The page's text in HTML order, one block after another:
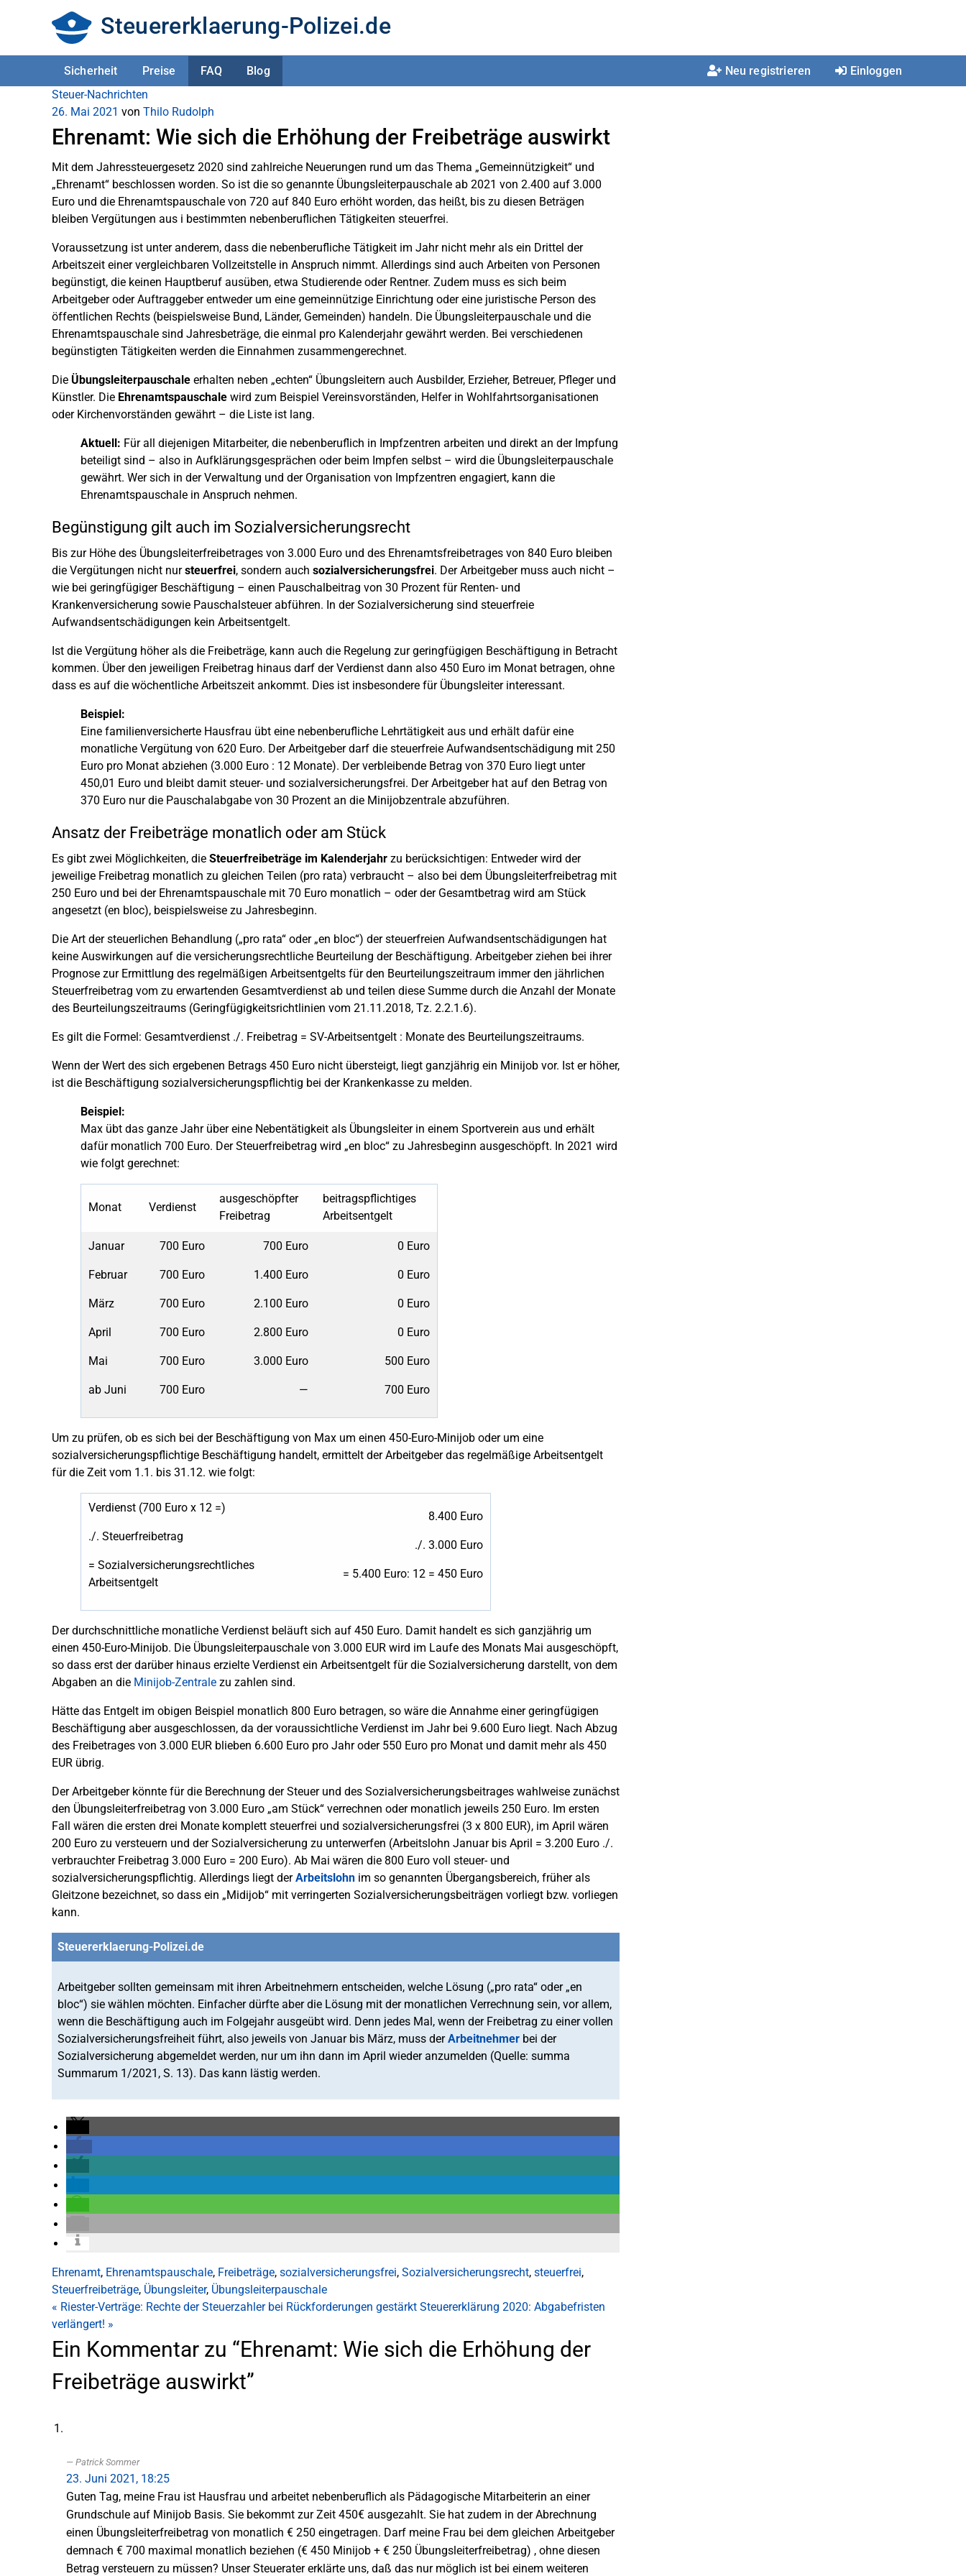
Steuererklaerung-Polizei.de
Sicherheit Preise FAQ Blog Neu registrieren
Einloggen
Steuer-Nachrichten
26. Mai 2021 von Thilo Rudolph
Ehrenamt: Wie sich die Erhöhung der Freibeträge auswirkt
Mit dem Jahressteuergesetz 2020 sind zahlreiche Neuerungen rund um das Thema „Gemeinnützigkeit“ und
„Ehrenamt“ beschlossen worden. So ist die so genannte Übungsleiterpauschale ab 2021 von 2.400 auf 3.000
Euro und die Ehrenamtspauschale von 720 auf 840 Euro erhöht worden, das heißt, bis zu diesen Beträgen
bleiben Vergütungen aus i bestimmten nebenberuflichen Tätigkeiten steuerfrei.
Voraussetzung ist unter anderem, dass die nebenberufliche Tätigkeit im Jahr nicht mehr als ein Drittel der
Arbeitszeit einer vergleichbaren Vollzeitstelle in Anspruch nimmt. Allerdings sind auch Arbeiten von Personen
begünstigt, die keinen Hauptberuf ausüben, etwa Studierende oder Rentner. Zudem muss es sich beim
Arbeitgeber oder Auftraggeber entweder um eine gemeinnützige Einrichtung oder eine juristische Person des
öffentlichen Rechts (beispielsweise Bund, Länder, Gemeinden) handeln. Die Übungsleiterpauschale und die
Ehrenamtspauschale sind Jahresbeträge, die einmal pro Kalenderjahr gewährt werden. Bei verschiedenen
begünstigten Tätigkeiten werden die Einnahmen zusammengerechnet.
Die Übungsleiterpauschale erhalten neben „echten“ Übungsleitern auch Ausbilder, Erzieher, Betreuer, Pfleger und
Künstler. Die Ehrenamtspauschale wird zum Beispiel Vereinsvorständen, Helfer in Wohlfahrtsorganisationen
oder Kirchenvorständen gewährt – die Liste ist lang.
Aktuell: Für all diejenigen Mitarbeiter, die nebenberuflich in Impfzentren arbeiten und direkt an der Impfung
beteiligt sind – also in Aufklärungsgesprächen oder beim Impfen selbst – wird die Übungsleiterpauschale
gewährt. Wer sich in der Verwaltung und der Organisation von Impfzentren engagiert, kann die
Ehrenamtspauschale in Anspruch nehmen.
Begünstigung gilt auch im Sozialversicherungsrecht
Bis zur Höhe des Übungsleiterfreibetrages von 3.000 Euro und des Ehrenamtsfreibetrages von 840 Euro bleiben
die Vergütungen nicht nursteuerfrei, sondern auch sozialversicherungsfrei. Der Arbeitgeber muss auch nicht –
wie bei geringfügiger Beschäftigung – einen Pauschalbeitrag von 30 Prozent für Renten- und
Krankenversicherung sowie Pauschalsteuer abführen. In der Sozialversicherung sind steuerfreie
Aufwandsentschädigungen kein Arbeitsentgelt.
Ist die Vergütung höher als die Freibeträge, kann auch die Regelung zur geringfügigen Beschäftigung in Betracht
kommen. Über den jeweiligen Freibetrag hinaus darf der Verdienst dann also 450 Euro im Monat betragen, ohne
dass es auf die wöchentliche Arbeitszeit ankommt. Dies ist insbesondere für Übungsleiter interessant.
Beispiel:
Eine familienversicherte Hausfrau übt eine nebenberufliche Lehrtätigkeit aus und erhält dafür eine
monatliche Vergütung von 620 Euro. Der Arbeitgeber darf die steuerfreie Aufwandsentschädigung mit 250
Euro pro Monat abziehen (3.000 Euro : 12 Monate). Der verbleibende Betrag von 370 Euro liegt unter
450,01 Euro und bleibt damit steuer- und sozialversicherungsfrei. Der Arbeitgeber hat auf den Betrag von
370 Euro nur die Pauschalabgabe von 30 Prozent an die Minijobzentrale abzuführen.
Ansatz der Freibeträge monatlich oder am Stück
Es gibt zwei Möglichkeiten, die Steuerfreibeträge im Kalenderjahr zu berücksichtigen: Entweder wird der
jeweilige Freibetrag monatlich zu gleichen Teilen (pro rata) verbraucht – also bei dem Übungsleiterfreibetrag mit
250 Euro und bei der Ehrenamtspauschale mit 70 Euro monatlich – oder der Gesamtbetrag wird am Stück
angesetzt (en bloc), beispielsweise zu Jahresbeginn.
Die Art der steuerlichen Behandlung („pro rata“ oder „en bloc“) der steuerfreien Aufwandsentschädigungen hat
keine Auswirkungen auf die versicherungsrechtliche Beurteilung der Beschäftigung. Arbeitgeber ziehen bei ihrer
Prognose zur Ermittlung des regelmäßigen Arbeitsentgelts für den Beurteilungszeitraum immer den jährlichen
Steuerfreibetrag vom zu erwartenden Gesamtverdienst ab und teilen diese Summe durch die Anzahl der Monate
des Beurteilungszeitraums (Geringfügigkeitsrichtlinien vom 21.11.2018, Tz. 2.2.1.6).
Es gilt die Formel: Gesamtverdienst ./. Freibetrag = SV-Arbeitsentgelt : Monate des Beurteilungszeitraums.
Wenn der Wert des sich ergebenen Betrags 450 Euro nicht übersteigt, liegt ganzjährig ein Minijob vor. Ist er höher,
ist die Beschäftigung sozialversicherungspflichtig bei der Krankenkasse zu melden.
Beispiel:
Max übt das ganze Jahr über eine Nebentätigkeit als Übungsleiter in einem Sportverein aus und erhält
dafür monatlich 700 Euro. Der Steuerfreibetrag wird „en bloc“ zu Jahresbeginn ausgeschöpft. In 2021 wird
wie folgt gerechnet:
Monat Verdienst
ausgeschöpfter
Freibetrag
beitragspflichtiges
Arbeitsentgelt
Januar
Februar
März
April
Mai
ab Juni
700 Euro
700 Euro
700 Euro
700 Euro
700 Euro
700 Euro
700 Euro
1.400 Euro
2.100 Euro
2.800 Euro
3.000 Euro
—
0 Euro
0 Euro
0 Euro
0 Euro
500 Euro
700 Euro
Um zu prüfen, ob es sich bei der Beschäftigung von Max um einen 450-Euro-Minijob oder um eine
sozialversicherungspflichtige Beschäftigung handelt, ermittelt der Arbeitgeber das regelmäßige Arbeitsentgelt
für die Zeit vom 1.1. bis 31.12. wie folgt:
Verdienst (700 Euro x 12 =)
./. Steuerfreibetrag
= Sozialversicherungsrechtliches
Arbeitsentgelt
8.400 Euro
./. 3.000 Euro
= 5.400 Euro: 12 = 450 Euro
Der durchschnittliche monatliche Verdienst beläuft sich auf 450 Euro. Damit handelt es sich ganzjährig um
einen 450-Euro-Minijob. Die Übungsleiterpauschale von 3.000 EUR wird im Laufe des Monats Mai ausgeschöpft,
so dass erst der darüber hinaus erzielte Verdienst ein Arbeitsentgelt für die Sozialversicherung darstellt, von dem
Abgaben an die Minijob-Zentrale zu zahlen sind.
Hätte das Entgelt im obigen Beispiel monatlich 800 Euro betragen, so wäre die Annahme einer geringfügigen
Beschäftigung aber ausgeschlossen, da der voraussichtliche Verdienst im Jahr bei 9.600 Euro liegt. Nach Abzug
des Freibetrages von 3.000 EUR blieben 6.600 Euro pro Jahr oder 550 Euro pro Monat und damit mehr als 450
EUR übrig.
Der Arbeitgeber könnte für die Berechnung der Steuer und des Sozialversicherungsbeitrages wahlweise zunächst
den Übungsleiterfreibetrag von 3.000 Euro „am Stück“ verrechnen oder monatlich jeweils 250 Euro. Im ersten
Fall wären die ersten drei Monate komplett steuerfrei und sozialversicherungsfrei (3 x 800 EUR), im April wären
200 Euro zu versteuern und der Sozialversicherung zu unterwerfen (Arbeitslohn Januar bis April = 3.200 Euro ./.
verbrauchter Freibetrag 3.000 Euro = 200 Euro). Ab Mai wären die 800 Euro voll steuer- und
sozialversicherungspflichtig. Allerdings liegt derArbeitslohn im so genannten Übergangsbereich, früher als
Gleitzone bezeichnet, so dass ein „Midijob“ mit verringerten Sozialversicherungsbeiträgen vorliegt bzw. vorliegen
kann.
Steuererklaerung-Polizei.de
Arbeitgeber sollten gemeinsam mit ihren Arbeitnehmern entscheiden, welche Lösung („pro rata“ oder „en
bloc“) sie wählen möchten. Einfacher dürfte aber die Lösung mit der monatlichen Verrechnung sein, vor allem,
wenn die Beschäftigung auch im Folgejahr ausgeübt wird. Denn jedes Mal, wenn der Freibetrag zu einer vollen
Sozialversicherungsfreiheit führt, also jeweils von Januar bis März, muss derArbeitnehmer bei der
Sozialversicherung abgemeldet werden, nur um ihn dann im April wieder anzumelden (Quelle: summa
Summarum 1/2021, S. 13). Das kann lästig werden.
Ehrenamt, Ehrenamtspauschale, Freibeträge, sozialversicherungsfrei, Sozialversicherungsrecht, steuerfrei,
Steuerfreibeträge, Übungsleiter, Übungsleiterpauschale
« Riester-Verträge: Rechte der Steuerzahler bei Rückforderungen gestärkt Steuererklärung 2020: Abgabefristen
verlängert! »
Ein Kommentar zu “Ehrenamt: Wie sich die Erhöhung der
Freibeträge auswirkt”
Patrick Sommer
23. Juni 2021, 18:25
Guten Tag, meine Frau ist Hausfrau und arbeitet nebenberuflich als Pädagogische Mitarbeiterin an einer
Grundschule auf Minijob Basis. Sie bekommt zur Zeit 450€ ausgezahlt. Sie hat zudem in der Abrechnung
einen Übungsleiterfreibetrag von monatlich € 250 eingetragen. Darf meine Frau bei dem gleichen Arbeitgeber
demnach € 700 maximal monatlich beziehen (€ 450 Minijob + € 250 Übungsleiterfreibetrag) , ohne diesen
Betrag versteuern zu müssen? Unser Steuerater erklärte uns, daß das nur möglich ist bei einem weiteren